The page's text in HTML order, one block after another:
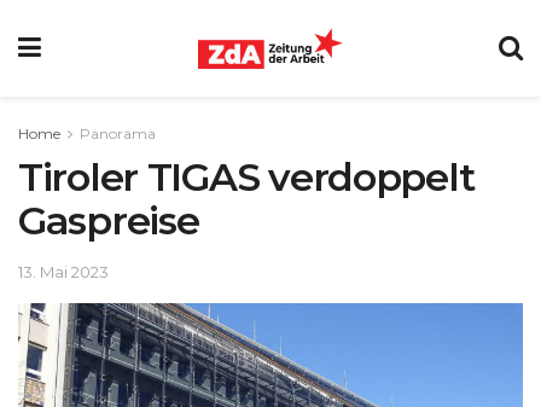
Home Panorama
Tiroler TIGAS verdoppelt
Gaspreise
13. Mai 2023